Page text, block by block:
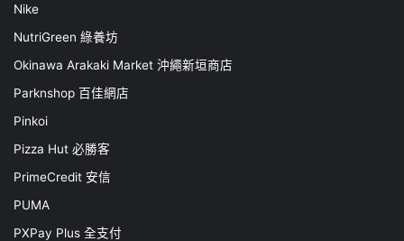
Nike
NutriGreen 綠養坊
Okinawa Arakaki Market 沖繩新垣商店
Parknshop 百佳網店
Pinkoi
Pizza Hut 必勝客
PrimeCredit 安信
PUMA
PXPay Plus 全支付